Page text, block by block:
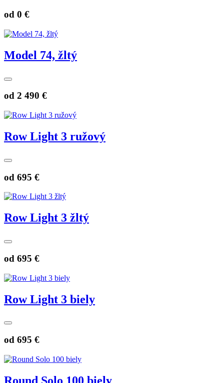
od 0 €
Model 74, žltý
od 2 490 €
Row Light 3 ružový
od 695 €
Row Light 3 žltý
od 695 €
Row Light 3 biely
od 695 €